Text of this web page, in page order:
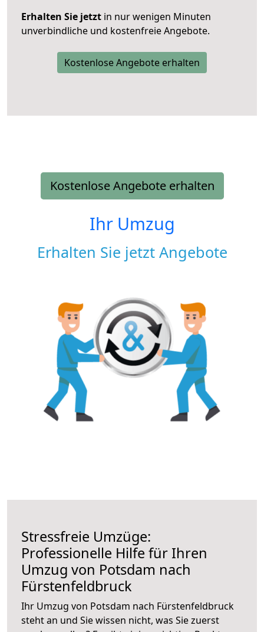
Erhalten Sie jetzt in nur wenigen Minuten
unverbindliche und kostenfreie Angebote.
Kostenlose Angebote erhalten
Kostenlose Angebote erhalten
Ihr Umzug
Erhalten Sie jetzt Angebote
Stressfreie Umzüge:
Professionelle Hilfe für Ihren
Umzug von Potsdam nach
Fürstenfeldbruck
Ihr Umzug von Potsdam nach Fürstenfeldbruck
steht an und Sie wissen nicht, was Sie zuerst